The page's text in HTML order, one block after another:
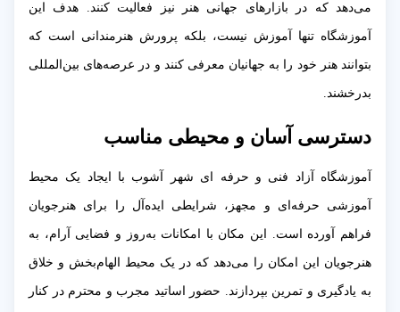
می‌دهد که در بازارهای جهانی هنر نیز فعالیت کنند. هدف این
آموزشگاه تنها آموزش نیست، بلکه پرورش هنرمندانی است که
بتوانند هنر خود را به جهانیان معرفی کنند و در عرصه‌های بین‌المللی
بدرخشند.
دسترسی آسان و محیطی مناسب
آموزشگاه آزاد فنی و حرفه ای شهر آشوب با ایجاد یک محیط
آموزشی حرفه‌ای و مجهز، شرایطی ایده‌آل را برای هنرجویان
فراهم آورده است. این مکان با امکانات به‌روز و فضایی آرام، به
هنرجویان این امکان را می‌دهد که در یک محیط الهام‌بخش و خلاق
به یادگیری و تمرین بپردازند. حضور اساتید مجرب و محترم در کنار